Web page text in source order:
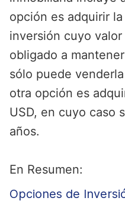
opción es adquirir
inversión cuyo
obligado a
sólo puede
otra opción es
USD, en cuyo caso
años.
En Resumen:
Opciones de